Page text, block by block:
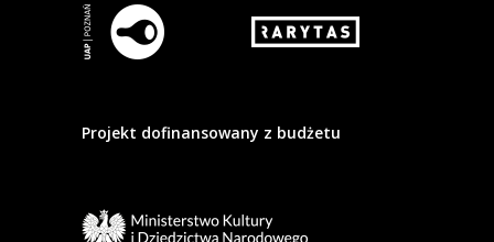
Projekt dofinansowany z budżetu